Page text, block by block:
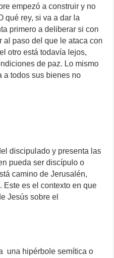
empezó a construir y no
qué rey, si va a dar la
primero a deliberar si con
al paso del que le ataca con
otro está todavía lejos,
de paz. Lo mismo
a todos sus bienes no
discipulado y presenta las
pueda ser discípulo o
camino de Jerusalén,
Este es el contexto en que
Jesús sobre el
una hipérbole semítica o